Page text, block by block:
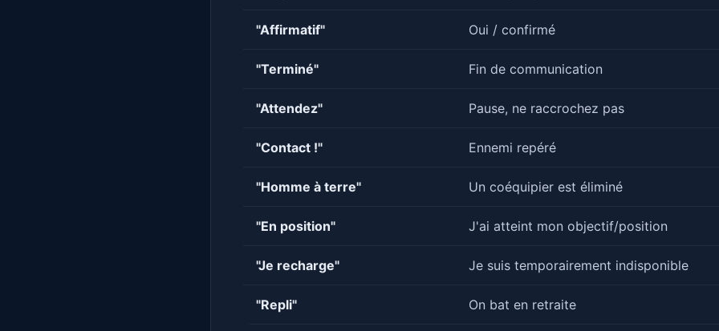
"Affirmatif" Oui / confirmé
"Terminé" Fin de communication
"Attendez" Pause, ne raccrochez pas
"Contact !" Ennemi repéré
"Homme à terre" Un coéquipier est éliminé
"En position" J'ai atteint mon objectif/position
"Je recharge" Je suis temporairement indisponible
"Repli" On bat en retraite